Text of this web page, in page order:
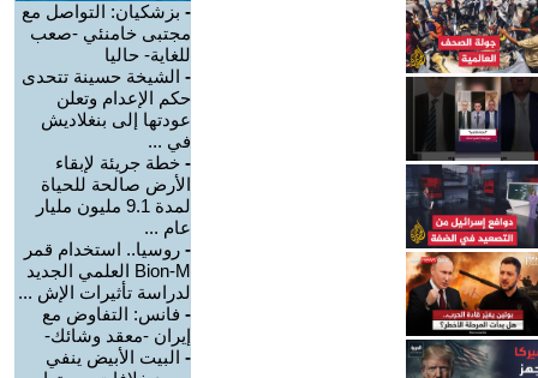
- بزشكيان: التواصل مع
مجتبى خامنئي -صعب
للغاية- حاليا
- الشيخة حسينة تتحدى
حكم الإعدام وتعلن
عودتها إلى بنغلاديش
في ...
- خطة جريئة لإبقاء
الأرض صالحة للحياة
لمدة 9.1 مليون مليار
عام ...
- روسيا.. استخدام قمر
Bion-M العلمي الجديد
لدراسة تأثيرات الإش ...
- فانس: التفاوض مع
إيران -معقد وشائك-
- البيت الأبيض ينفي